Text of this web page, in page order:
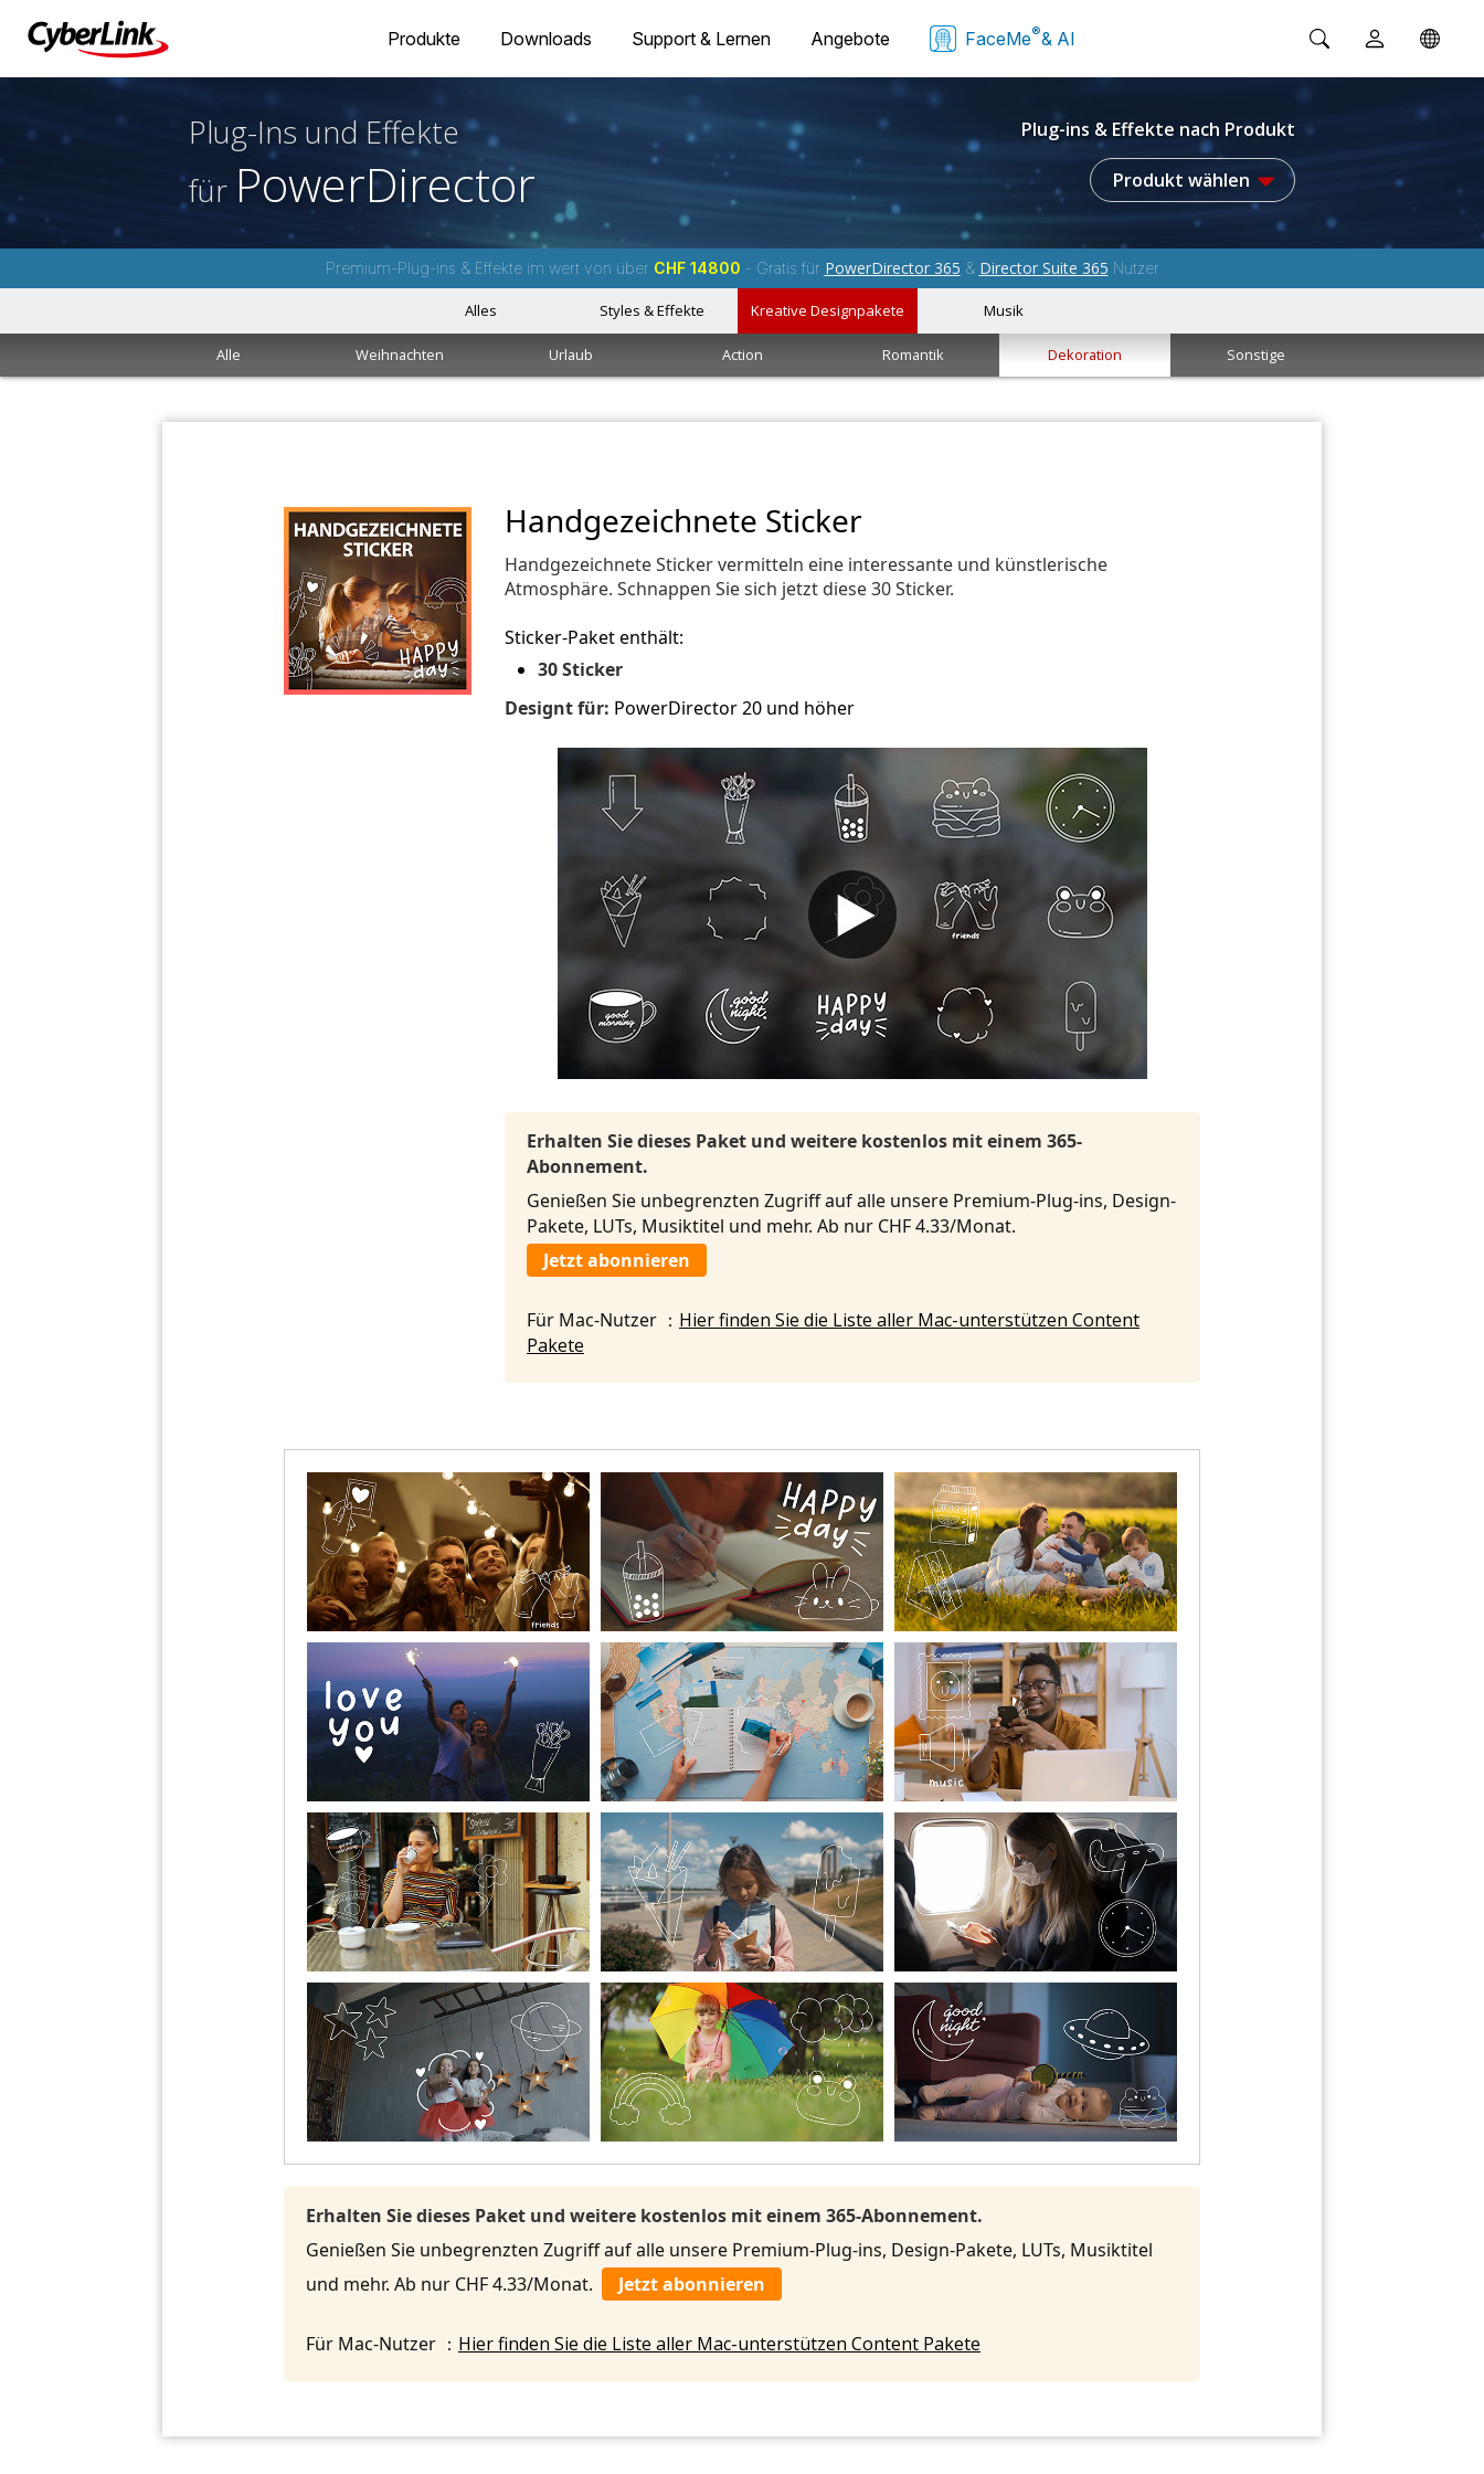
Produkte Downloads Support & Lernen Angebote FaceMe®& AI
Plug-Ins und Effekte
für PowerDirector
Plug-ins & Effekte nach Produkt
Produkt wählen
Premium-Plug-ins & Effekte im wert von über CHF 14800 - Gratis für PowerDirector 365 & Director Suite 365 Nutzer
Alles Styles & Effekte Kreative Designpakete Musik
Alle Weihnachten Urlaub Action Romantik Dekoration Sonstige
Handgezeichnete Sticker
Handgezeichnete Sticker vermitteln eine interessante und künstlerische
Atmosphäre. Schnappen Sie sich jetzt diese 30 Sticker.
Sticker-Paket enthält:
30 Sticker
Designt für: PowerDirector 20 und höher
Erhalten Sie dieses Paket und weitere kostenlos mit einem 365-
Abonnement.
Genießen Sie unbegrenzten Zugriff auf alle unsere Premium-Plug-ins, Design-
Pakete, LUTs, Musiktitel und mehr. Ab nur CHF 4.33/Monat.
Jetzt abonnieren
Für Mac-Nutzer ： Hier finden Sie die Liste aller Mac-unterstützen Content
Pakete
Erhalten Sie dieses Paket und weitere kostenlos mit einem 365-Abonnement.
Genießen Sie unbegrenzten Zugriff auf alle unsere Premium-Plug-ins, Design-Pakete, LUTs, Musiktitel
und mehr. Ab nur CHF 4.33/Monat.
Jetzt abonnieren
Für Mac-Nutzer ： Hier finden Sie die Liste aller Mac-unterstützen Content Pakete